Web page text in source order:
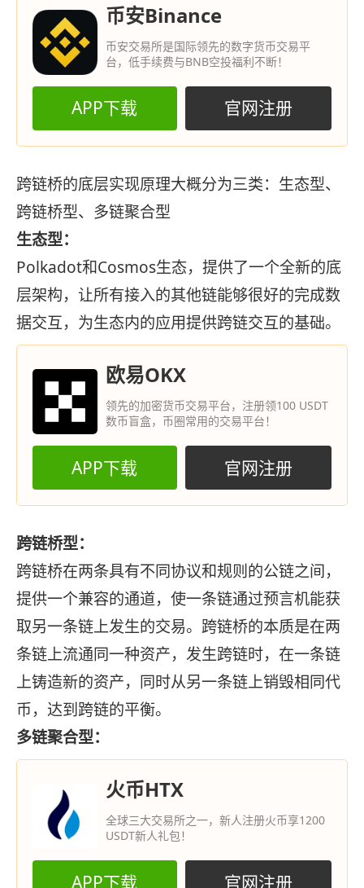
币安Binance
币安交易所是国际领先的数字货币交易平
台，低手续费与BNB空投福利不断！
APP下载 官网注册
跨链桥的底层实现原理大概分为三类：生态型、
跨链桥型、多链聚合型
生态型：
Polkadot和Cosmos生态，提供了一个全新的底
层架构，让所有接入的其他链能够很好的完成数
据交互，为生态内的应用提供跨链交互的基础。
欧易OKX
领先的加密货币交易平台，注册领100 USDT
数币盲盒，币圈常用的交易平台！
APP下载 官网注册
跨链桥型：
跨链桥在两条具有不同协议和规则的公链之间，
提供一个兼容的通道，使一条链通过预言机能获
取另一条链上发生的交易。跨链桥的本质是在两
条链上流通同一种资产，发生跨链时，在一条链
上铸造新的资产，同时从另一条链上销毁相同代
币，达到跨链的平衡。
多链聚合型：
火币HTX
全球三大交易所之一，新人注册火币享1200
USDT新人礼包！
APP下载 官网注册